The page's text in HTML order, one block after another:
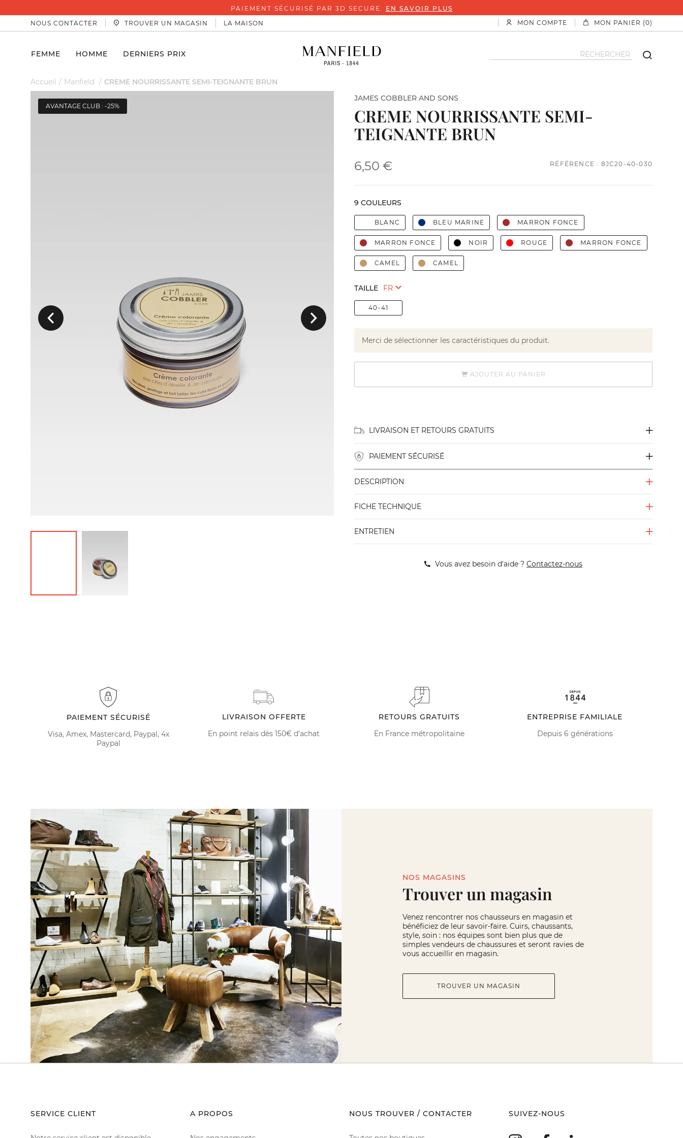
PAIEMENT SÉCURISÉ PAR 3D SECURE. EN SAVOIR PLUS
NOUS CONTACTER
TROUVER UN MAGASIN LA MAISON MON COMPTE MON PANIER (0)
FEMME HOMME DERNIERS PRIX
Accueil Manfield CREME NOURRISSANTE SEMI-TEIGNANTE BRUN
Précedent Suivant
AVANTAGE CLUB : -25%
JAMES COBBLER AND SONS
CREME NOURRISSANTE SEMI-
TEIGNANTE BRUN
6,50 € RÉFÉRENCE : 8JC20-40-030
9 COULEURS
BLANC BLEU MARINE MARRON FONCE
MARRON FONCE NOIR ROUGE MARRON FONCE
CAMEL CAMEL
TAILLE
40-41
Merci de sélectionner les caractéristiques du produit.
AJOUTER AU PANIER
LIVRAISON ET RETOURS GRATUITS
PAIEMENT SÉCURISÉ
DESCRIPTION
FICHE TECHNIQUE
ENTRETIEN
Vous avez besoin d'aide ? Contactez-nous
PAIEMENT SÉCURISÉ
Visa, Amex, Mastercard, Paypal, 4x
Paypal
LIVRAISON OFFERTE
En point relais dès 150€ d'achat
RETOURS GRATUITS
En France métropolitaine
ENTREPRISE FAMILIALE
Depuis 6 générations
NOS MAGASINS
Trouver un magasin
Venez rencontrer nos chausseurs en magasin et
bénéficiez de leur savoir-faire. Cuirs, chaussants,
style, soin : nos équipes sont bien plus que de
simples vendeurs de chaussures et seront ravies de
vous accueillir en magasin.
TROUVER UN MAGASIN
SERVICE CLIENT A PROPOS NOUS TROUVER / CONTACTER SUIVEZ-NOUS